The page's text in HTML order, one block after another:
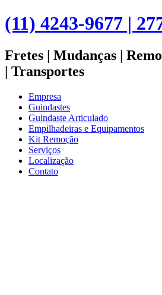
(11) 4243-9677 |
Fretes | Mudanças |
| Transportes
Empresa
Guindastes
Guindaste Articulado
Empilhadeiras e Equipamentos
Kit Remoção
Serviços
Localização
Contato